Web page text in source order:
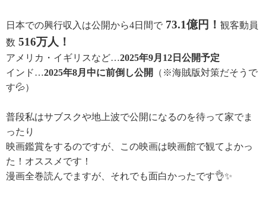
日本での興行収入は公開から4日間で 73.1億円！ 観客動員
数 516万人！
アメリカ・イギリスなど…2025年9月12日公開予定
インド…2025年8月中に前倒し公開
（※海賊版対策だそうで
す💦）
普段私はサブスクや地上波で公開になるのを待って家でま
ったり
映画鑑賞をするのですが、この映画は映画館で観てよかっ
た！オススメです！
漫画全巻読んでますが、それでも面白かったです👌✨